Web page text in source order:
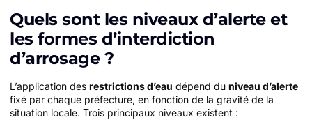
Quels sont les niveaux d’alerte et
les formes d’interdiction
d’arrosage ?
L’application des restrictions d’eau dépend du niveau d’alerte
fixé par chaque préfecture, en fonction de la gravité de la
situation locale. Trois principaux niveaux existent :